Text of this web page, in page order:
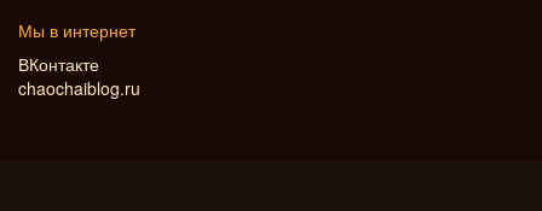
Мы в интернет
ВКонтакте
chaochaiblog.ru